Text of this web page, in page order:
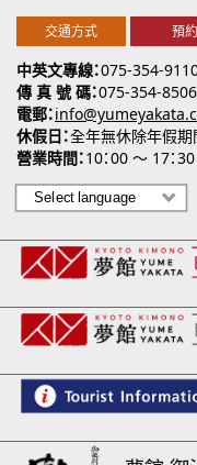
中英文專線 075-354-
傳 真 號 碼 075-354-8506
電郵
休假日 全年無休除年假期
營業時間 10：00 ～ 17：
交通方式 預約